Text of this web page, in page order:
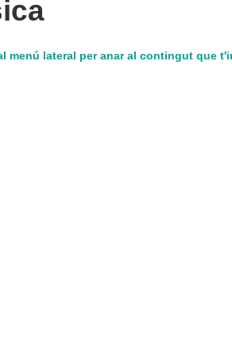
menú lateral per anar al contingut que